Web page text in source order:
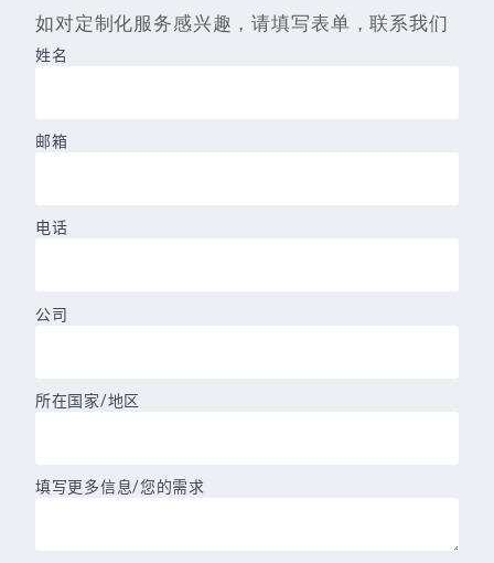
如对定制化服务感兴趣，请填写表单，联系我们
姓名
邮箱
电话
公司
所在国家/地区
填写更多信息/您的需求